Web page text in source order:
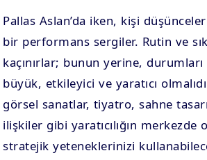
Pallas Aslan’da iken, kişi
bir performans sergiler. Rutin ve
kaçınırlar; bunun yerine,
büyük, etkileyici ve yaratıcı
görsel sanatlar, tiyatro, sahne
ilişkiler gibi yaratıcılığın merkezde
stratejik yeteneklerinizi